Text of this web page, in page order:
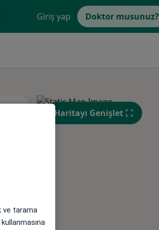
Giriş yap Doktor musunuz?
Çar,
12 Ağustos
Per,
13 Ağustos
Haritayı Genişlet
ve tarama